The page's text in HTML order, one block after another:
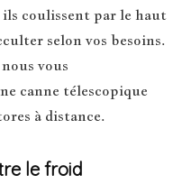
coulissent par le haut
selon vos besoins.
vous
canne télescopique
à distance.
le froid